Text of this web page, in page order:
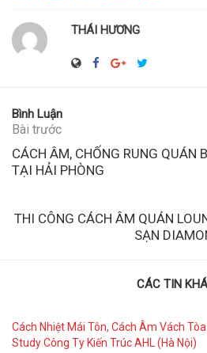
THÁI HƯƠNG
Bình Luận
Bài trước
CÁCH ÂM, CHỐNG RUNG QUÁN
TẠI HẢI PHÒNG
THI CÔNG CÁCH ÂM QUÁN
SẠN
CÁC TIN
Cách Nhiệt Mái Tôn, Cách Âm Vách
Study Công Ty Kiến Trúc AHL (Hà Nội)